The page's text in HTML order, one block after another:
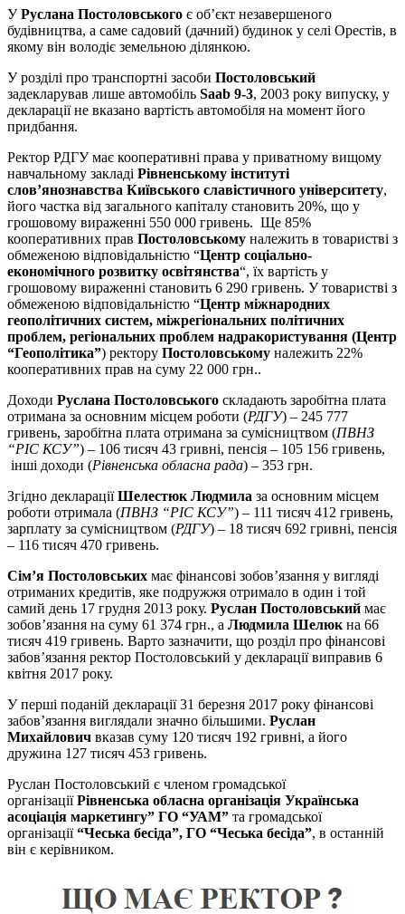
УРуслана Постоловського є об’єкт незавершеного
будівництва, а саме садовий (дачний) будинок у селі Орестів, в
якому він володіє земельною ділянкою.
У розділі про транспортні засоби Постоловський
задекларував лише автомобіль Saab 9-3, 2003 року випуску, у
декларації не вказано вартість автомобіля на момент його
придбання.
Ректор РДГУ має кооперативні права у приватному вищому
навчальному закладі Рівненському інституті
слов’янознавства Київського славістичного університету,
його частка від загального капіталу становить 20%, що у
грошовому вираженні 550 000 гривень. Ще 85%
кооперативних прав Постоловському належить в товаристві з
обмеженою відповідальністю “Центр соціально-
економічного розвитку освітянства“, їх вартість у
грошовому вираженні становить 6 290 гривень. У товаристві з
обмеженою відповідальністю “Центр міжнародних
геополітичних систем, міжрегіональних політичних
проблем, регіональних проблем надракористування (Центр
“Геополітика”) ректору Постоловському належить 22%
кооперативних прав на суму 22 000 грн..
Доходи Руслана Постоловського складають заробітна плата
отримана за основним місцем роботи (РДГУ) – 245 777
гривень, заробітна плата отримана за сумісництвом (ПВНЗ
“РІС КСУ”) – 106 тисяч 43 гривні, пенсія – 105 156 гривень,
інші доходи (Рівненська обласна рада) – 353 грн.
Згідно деклараціїШелестюк Людмила за основним місцем
роботи отримала (ПВНЗ “РІС КСУ”) – 111 тисяч 412 гривень,
зарплату за сумісництвом (РДГУ) – 18 тисяч 692 гривні, пенсія
– 116 тисяч 470 гривень.
Сім’я Постоловських має фінансові зобов’язання у вигляді
отриманих кредитів, яке подружжя отримало в один і той
самий день 17 грудня 2013 року. Руслан Постоловський має
зобов’язання на суму 61 374 грн., а Людмила Шелюк на 66
тисяч 419 гривень. Варто зазначити, що розділ про фінансові
забов’язання ректор Постоловський у декларації виправив 6
квітня 2017 року.
У перші поданій декларації 31 березня 2017 року фінансові
забов’язання виглядали значно більшими. Руслан
Михайлович вказав суму 120 тисяч 192 гривні, а його
дружина 127 тисяч 453 гривень.
Руслан Постоловський є членом громадської
організаціїРівненська обласна організація Українська
асоціація маркетингу” ГО “УАМ” та громадської
організації“Чеська бесіда”, ГО “Чеська бесіда”, в останній
він є керівником.